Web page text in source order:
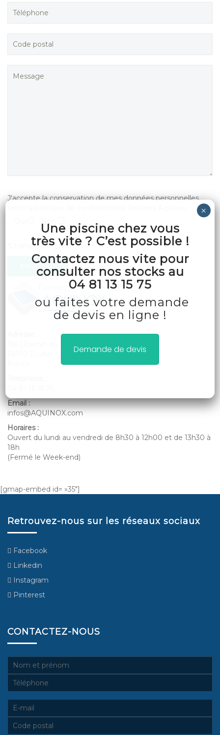
J'accepte la conservation de mes données personnelles
*Champs obligatoires
136 Chemin du Moulin Carron,
Email :
infos@AQUINOX.com
Horaires :
Ouvert du lundi au vendredi de 8h30 à 12h00 et de 13h30 à
18h
(Fermé le Week-end)
[gmap-embed id= »35″]
Retrouvez-nous sur les réseaux sociaux
Facebook
Linkedin
Instagram
Pinterest
CONTACTEZ-NOUS
Une piscine chez vous
très vite ? C’est possible !
Contactez nous vite pour
consulter nos stocks au
04 81 13 15 75
ou faites votre demande
de devis en ligne !
Demande de devis